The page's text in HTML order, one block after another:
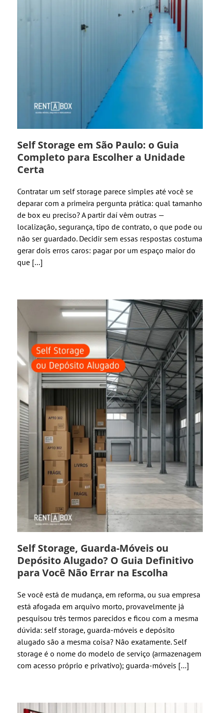
Self Storage em São Paulo: o Guia
Completo para Escolher a Unidade
Certa
Contratar um self storage parece simples até você se
deparar com a primeira pergunta prática: qual tamanho
de box eu preciso? A partir daí vêm outras —
localização, segurança, tipo de contrato, o que pode ou
não ser guardado. Decidir sem essas respostas costuma
gerar dois erros caros: pagar por um espaço maior do
que […]
Self Storage, Guarda-Móveis ou
Depósito Alugado? O Guia Definitivo
para Você Não Errar na Escolha
Se você está de mudança, em reforma, ou sua empresa
está afogada em arquivo morto, provavelmente já
pesquisou três termos parecidos e ficou com a mesma
dúvida: self storage, guarda-móveis e depósito
alugado são a mesma coisa? Não exatamente. Self
storage é o nome do modelo de serviço (armazenagem
com acesso próprio e privativo); guarda-móveis […]